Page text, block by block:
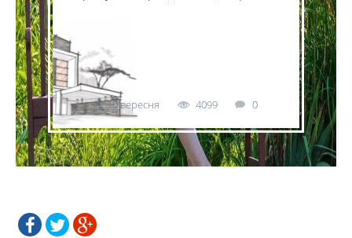
мистецтві
10 вересня 4099 0